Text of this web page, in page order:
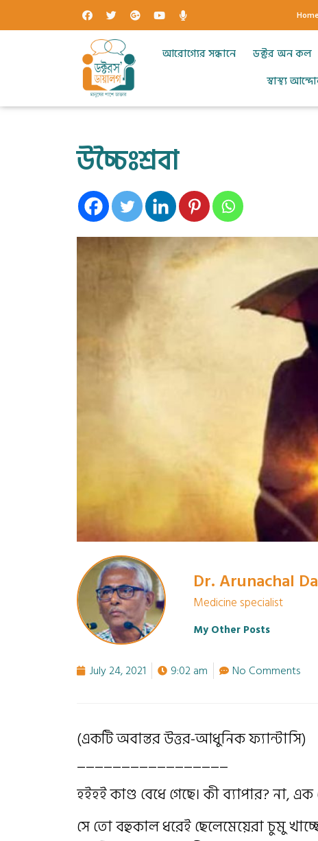
Home
আরোগ্যের সন্ধানে ডক্টর অন কল
স্বাস্থ্য
উচ্চৈঃশ্রবা
Dr. Arunachal
Medicine specialist
My Other Posts
July 24, 2021 9:02 am No Comments
(একটি অবান্তর উত্তর-আধুনিক ফ্যান্টাসি)
_________________
হইহই কাণ্ড বেধে গেছে। কী ব্যাপার? না,
সে তো বহুকাল ধরেই ছেলেমেয়েরা চুমু